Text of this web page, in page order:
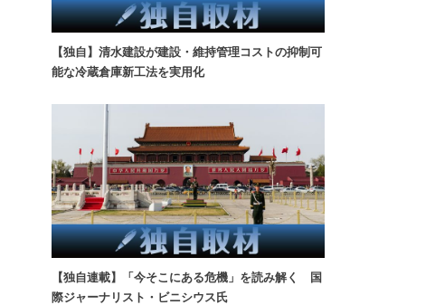
【独自】清水建設が建設・維持管理コストの抑制可
能な冷蔵倉庫新工法を実用化
【独自連載】「今そこにある危機」を読み解く 国
際ジャーナリスト・ビニシウス氏